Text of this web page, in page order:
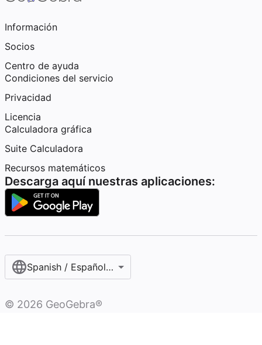
Información
Socios
Centro de ayuda
Condiciones del servicio
Privacidad
Licencia
Calculadora gráfica
Suite Calculadora
Recursos matemáticos
Descarga aquí nuestras aplicaciones:
Spanish / Español (internacional)
© 2026 GeoGebra®